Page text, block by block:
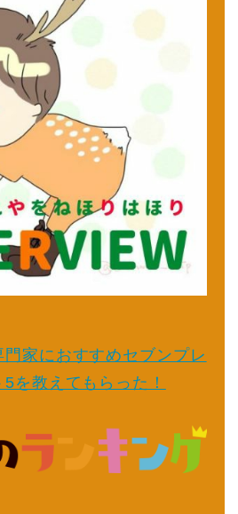
家におすすめセブンプレ
を教えてもらった！